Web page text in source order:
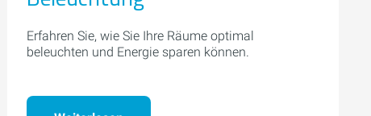
Erfahren Sie, wie Sie Ihre Räume optimal
beleuchten und Energie sparen können.